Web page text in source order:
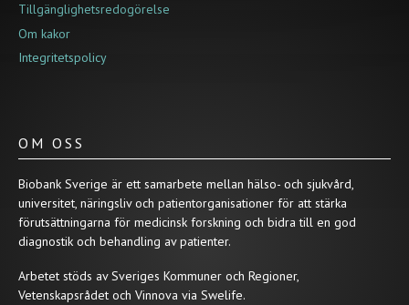
Tillgänglighetsredogörelse
Om kakor
Integritetspolicy
OM OSS
Biobank Sverige är ett samarbete mellan hälso- och sjukvård,
universitet, näringsliv och patientorganisationer för att stärka
förutsättningarna för medicinsk forskning och bidra till en god
diagnostik och behandling av patienter.
Arbetet stöds av Sveriges Kommuner och Regioner,
Vetenskapsrådet och Vinnova via Swelife.